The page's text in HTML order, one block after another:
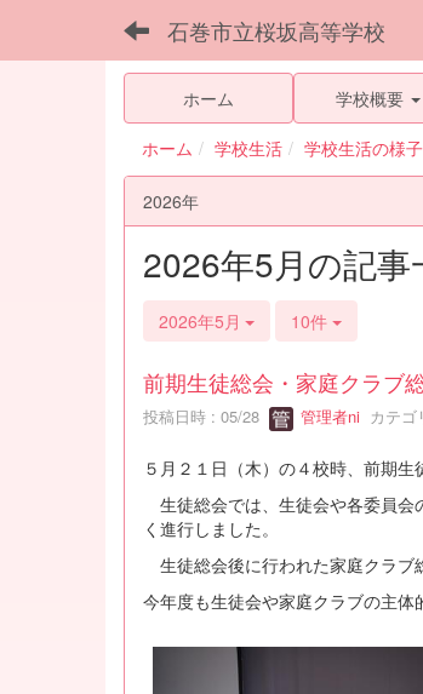
石巻市立桜坂高等学校
ホーム 学校概要
ホーム 学校生活 学校生活の様子
2026年
2026年5月の記事
2026年5月 10件
前期生徒総会・家庭クラブ
投稿日時 : 05/28 管理者ni カテゴ
５月２１日（木）の４校時、前期生
生徒総会では、生徒会や各委員会
く進行しました。
生徒総会後に行われた家庭クラブ
今年度も生徒会や家庭クラブの主体